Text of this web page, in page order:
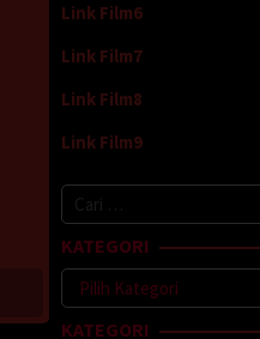
Link Film6
Link Film7
Link Film8
Link Film9
Cari
untuk:
KATEGORI
Kategori
KATEGORI